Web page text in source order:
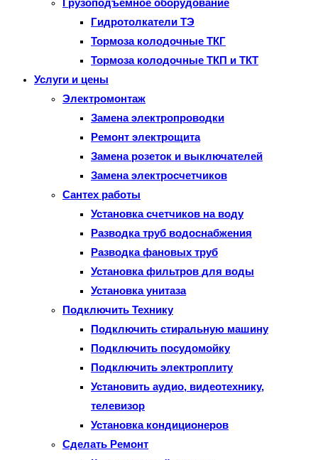
Грузоподъемное оборудование
Гидротолкатели ТЭ
Тормоза колодочные ТКГ
Тормоза колодочные ТКП и ТКТ
Услуги и цены
Электромонтаж
Замена электропроводки
Ремонт электрощита
Замена розеток и выключателей
Замена электросчетчиков
Сантех работы
Установка счетчиков на воду
Разводка труб водоснабжения
Разводка фановых труб
Установка фильтров для воды
Установка унитаза
Подключить Технику
Подключить стиральную машину
Подключить посудомойку
Подключить электроплиту
Установить аудио, видеотехнику,
телевизор
Установка кондиционеров
Сделать Ремонт